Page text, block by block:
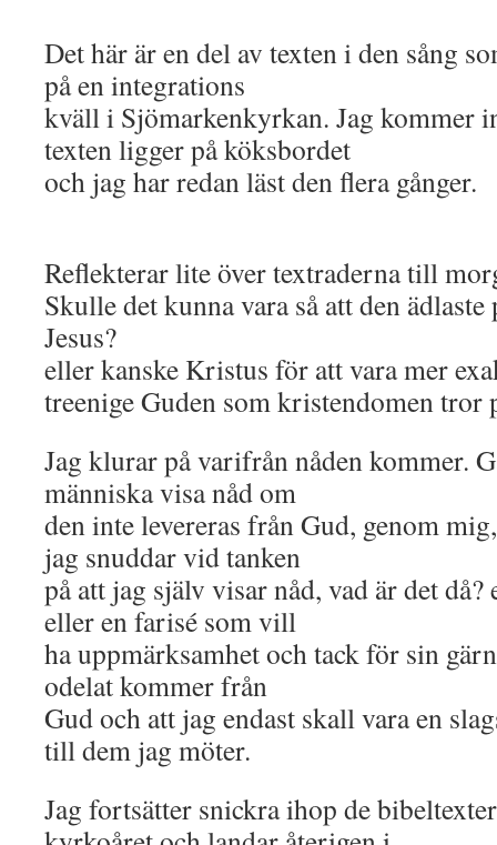
Det här är en del av texten i den sång
på en integrations
kväll i Sjömarkenkyrkan. Jag kommer
texten ligger på köksbordet
och jag har redan läst den flera gånger.
Reflekterar lite över textraderna till
Skulle det kunna vara så att den
Jesus?
eller kanske Kristus för att vara mer
treenige Guden som kristendomen tror
Jag klurar på varifrån nåden kommer.
människa visa nåd om
den inte levereras från Gud, genom
jag snuddar vid tanken
på att jag själv visar nåd, vad är det
eller en farisé som vill
ha uppmärksamhet och tack för sin
odelat kommer från
Gud och att jag endast skall vara en
till dem jag möter.
Jag fortsätter snickra ihop de